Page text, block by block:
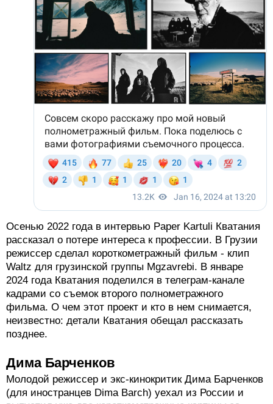
Осенью 2022 года в интервью Paper Kartuli Кватания
рассказал о потере интереса к профессии. В Грузии